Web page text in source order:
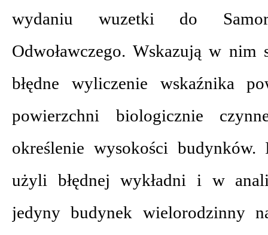
wydaniu wuzetki do
Odwoławczego. Wskazują w
błędne wyliczenie wskaźnika
powierzchni biologicznie
określenie wysokości
użyli błędnej wykładni i w
jedyny budynek wielorodzinny